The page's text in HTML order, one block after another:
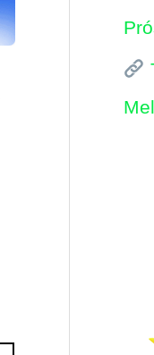
r
p
o